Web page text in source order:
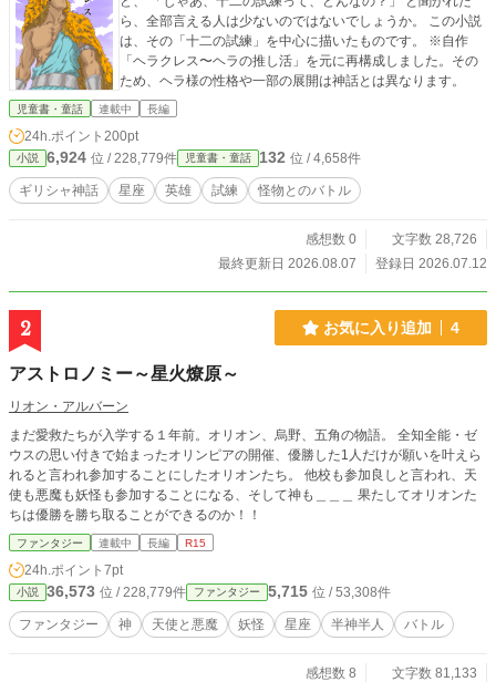
ら、全部言える人は少ないのではないでしょうか。 この小説
は、その「十二の試練」を中心に描いたものです。 ※自作
「ヘラクレス〜ヘラの推し活」を元に再構成しました。その
ため、ヘラ様の性格や一部の展開は神話とは異なります。
児童書・童話 連載中 長編
24h.ポイント 200pt
小説 6,924 位 / 228,779件 児童書・童話 132 位 / 4,658件
ギリシャ神話 星座 英雄 試練 怪物とのバトル
感想数 0
文字数 28,726
最終更新日 2026.08.07
登録日 2026.07.12
2 お気に入り追加 4
アストロノミー～星火燎原～
リオン・アルバーン
まだ愛救たちが入学する１年前。オリオン、烏野、五角の物語。 全知全能・ゼ
ウスの思い付きで始まったオリンピアの開催、優勝した1人だけが願いを叶えら
れると言われ参加することにしたオリオンたち。 他校も参加良しと言われ、天
使も悪魔も妖怪も参加することになる、そして神も＿＿＿ 果たしてオリオンた
ちは優勝を勝ち取ることができるのか！！
ファンタジー 連載中 長編 R15
24h.ポイント 7pt
小説 36,573 位 / 228,779件 ファンタジー 5,715 位 / 53,308件
ファンタジー 神 天使と悪魔 妖怪 星座 半神半人 バトル
感想数 8
文字数 81,133